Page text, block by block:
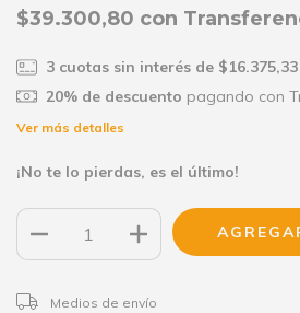
$39.300,80 con
3 cuotas sin interés de $16.375,33
20% de descuento pagando con
Ver más detalles
¡No te lo pierdas, es el último!
Entregas para el CP:
Medios de envío